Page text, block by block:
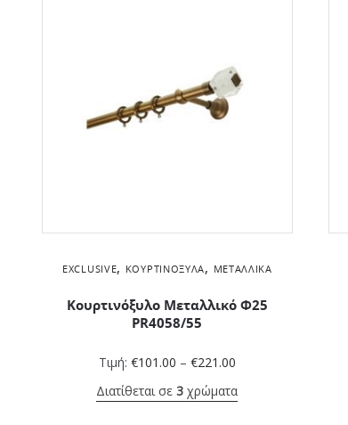
EXCLUSIVE, ΚΟΥΡΤΙΝΌΞΥΛΑ, ΜΕΤΑΛΛΙΚΆ
Κουρτινόξυλο Μεταλλικό Φ25
PR4058/55
Τιμή: €101.00 – €221.00
Διατίθεται σε3 χρώματα